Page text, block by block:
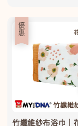
優惠
竹纖維紗布浴巾｜